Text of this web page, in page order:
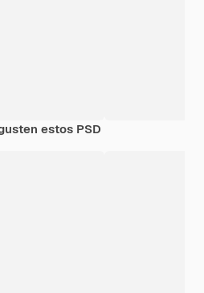
estos PSD